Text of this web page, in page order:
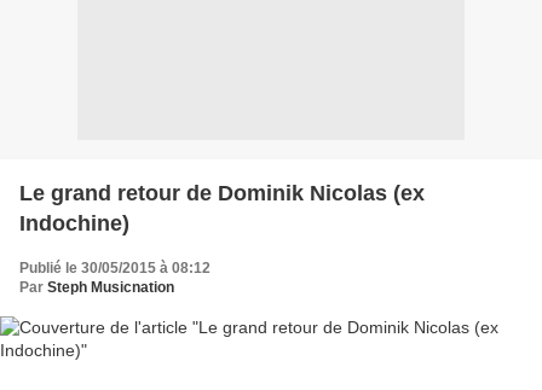
Le grand retour de Dominik Nicolas (ex
Indochine)
Publié le 30/05/2015 à 08:12
Par Steph Musicnation